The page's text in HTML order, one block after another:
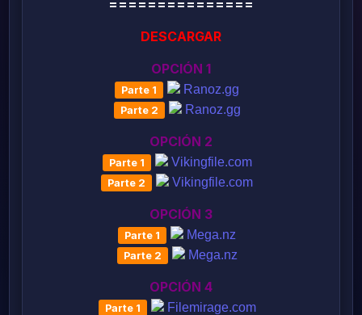
===============
DESCARGAR
OPCIÓN 1
Ranoz.gg
Ranoz.gg
OPCIÓN 2
Vikingfile.com
Vikingfile.com
OPCIÓN 3
Mega.nz
Mega.nz
OPCIÓN 4
Filemirage.com